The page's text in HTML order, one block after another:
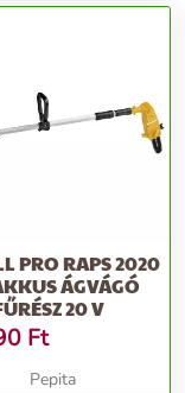
PRO RAPS 2020
ÁGVÁGÓ
20 V
Ft
Pepita